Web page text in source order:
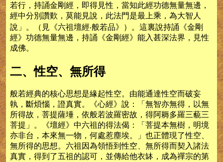
若行，持誦金剛經，即得見性，當知此經功德無量無邊，
經中分別讚歎，莫能見說，此法門是最上乘，為大智人
說」。（見《六祖壇經‧般若品》）。這裏說持誦《金剛
經》功德無量無邊，持誦《金剛經》能入甚深法界，見性
成佛。
二、性空、無所得
般若經典的核心思想是緣起性空。由能通達性空而破妄
執，斷煩惱，證真實。《心經》說：「無智亦無得，以無
所得故，菩提薩埵，依般若波羅密故，得阿耨多羅三藐三
菩提」。《壇經》中六祖的得法偈：「菩提本無樹，明境
亦非台，本來無一物，何處惹塵埃。」也正體現了性空、
無所得的思想。六祖因為領悟到性空、無所得而契入諸法
真實，得到了五祖的認可，並傳給他衣缽，成為禪宗的第